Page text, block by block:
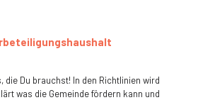
die Du brauchst! In den Richtlinien wird
was die Gemeinde fördern kann und